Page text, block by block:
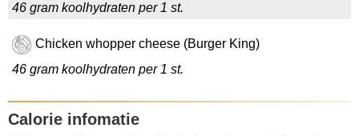
46 gram koolhydraten per 1 st.
Chicken whopper cheese (Burger King)
46 gram koolhydraten per 1 st.
Calorie infomatie